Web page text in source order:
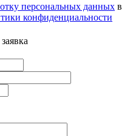
персональных данных в
конфиденциальности